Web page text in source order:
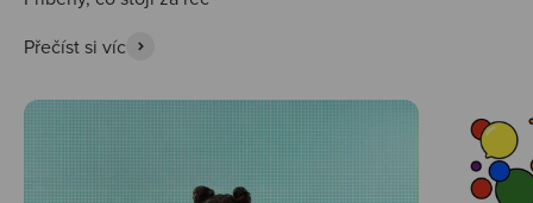
Přečíst si víc